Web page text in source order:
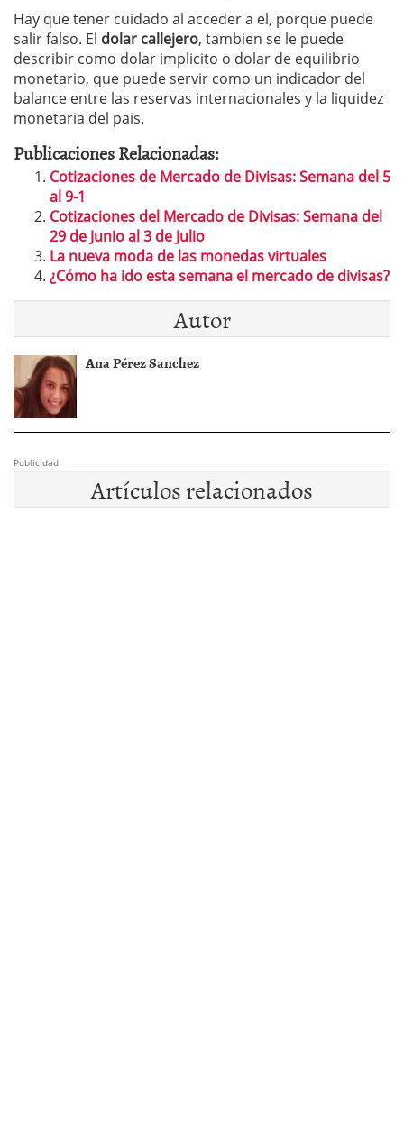
Hay que tener cuidado al acceder a el, porque puede
salir falso. El dolar callejero, tambien se le puede
describir como dolar implicito o dolar de equilibrio
monetario, que puede servir como un indicador del
balance entre las reservas internacionales y la liquidez
monetaria del pais.
Publicaciones Relacionadas:
Cotizaciones de Mercado de Divisas: Semana del 5
al 9-1
Cotizaciones del Mercado de Divisas: Semana del
29 de Junio al 3 de Julio
La nueva moda de las monedas virtuales
¿Cómo ha ido esta semana el mercado de divisas?
Autor
Ana Pérez Sanchez
Publicidad
Artículos relacionados